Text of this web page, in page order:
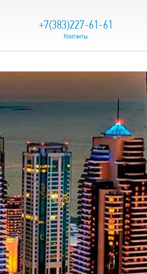
+7(383)227-61-61
Контакты